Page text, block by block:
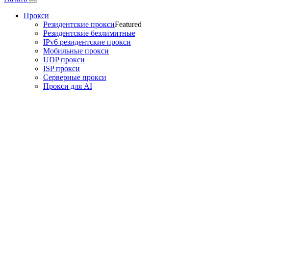
Прокси
Резидентские проксиFeatured
Резидентские безлимитные
IPv6 резидентские прокси
Мобильные прокси
UDP прокси
ISP прокси
Серверные прокси
Прокси для AI